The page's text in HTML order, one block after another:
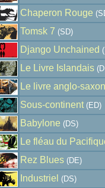
Chaperon Rouge
Tomsk 7 (SD)
Django Unchained
Le Livre Islandais
Le livre anglo-saxon
Sous-continent(ED)
Babylone (DS)
Le fléau du
Rez Blues (DE)
Industriel (DS)